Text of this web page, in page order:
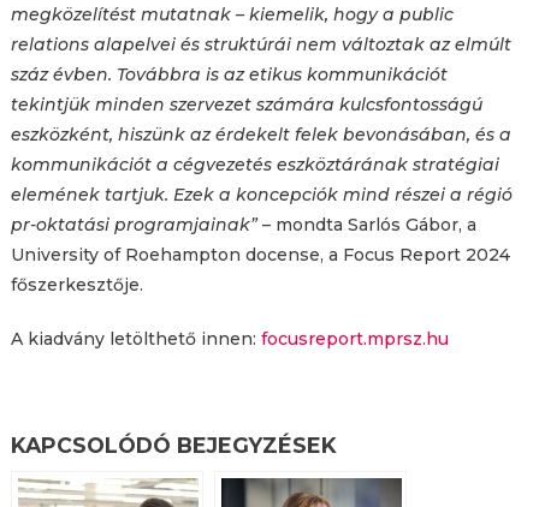
megközelítést mutatnak – kiemelik, hogy a public
relations alapelvei és struktúrái nem változtak az elmúlt
száz évben. Továbbra is az etikus kommunikációt
tekintjük minden szervezet számára kulcsfontosságú
eszközként, hiszünk az érdekelt felek bevonásában, és a
kommunikációt a cégvezetés eszköztárának stratégiai
elemének tartjuk. Ezek a koncepciók mind részei a régió
pr-oktatási programjainak”– mondta Sarlós Gábor, a
University of Roehampton docense, a Focus Report 2024
főszerkesztője.
A kiadvány letölthető innen: focusreport.mprsz.hu
KAPCSOLÓDÓ BEJEGYZÉSEK